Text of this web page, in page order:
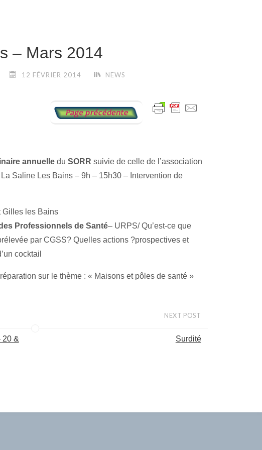
– Mars 2014
12 FÉVRIER 2014 NEWS
annuelledu SORR suivie de celle de l’association
La Saline Les Bains – 9h – 15h30 – Intervention de
les Bains
Professionnels de Santé– URPS/ Qu’est-ce que
par CGSS? Quelles actions ?prospectives et
cocktail
sur le thème : « Maisons et pôles de santé »
20 &
NEXT POST
Surdité